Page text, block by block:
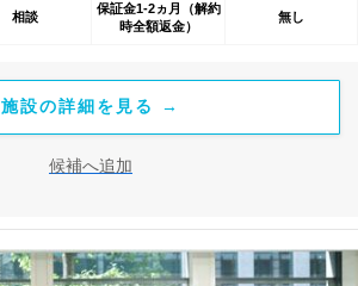
相談
保証金1-2ヵ月（解約
時全額返金）
無し
施設の詳細を見る →
候補へ追加